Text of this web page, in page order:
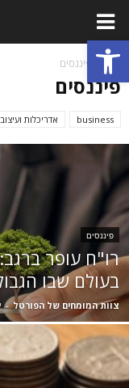
Open toolbar
בית פיננסים
פיננסים
business אדריכלות
פיננסים
רו"ח עופר ברגב:
בעולם שבו
צוות המומחים של הפורטל -